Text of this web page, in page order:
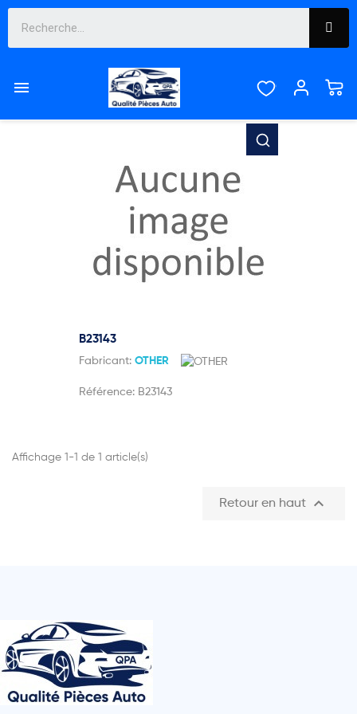

Liste des produits de la marque OTHER
Affichage 1-1 de 1 article(s)
B23143
Fabricant: OTHER
Référence: B23143
Affichage 1-1 de 1 article(s)
Retour en haut 